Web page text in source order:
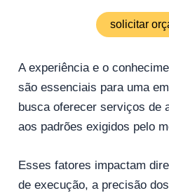
solicitar
A experiência e o
são essenciais para uma
busca oferecer serviços de
aos padrões exigidos pelo
Esses fatores impactam
de execução, a precisão